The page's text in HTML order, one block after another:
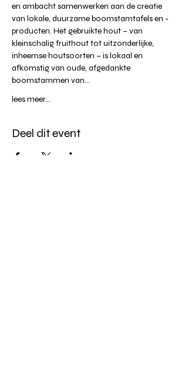
en ambacht samenwerken aan de creatie
van lokale, duurzame boomstamtafels en -
producten. Het gebruikte hout – van
kleinschalig fruithout tot uitzonderlijke,
inheemse houtsoorten – is lokaal en
afkomstig van oude, afgedankte
boomstammen van…
lees meer...
Deel dit event